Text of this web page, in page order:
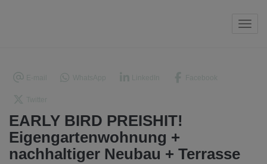
EARLY BIRD PREISHIT!
Eigengartenwohnung +
nachhaltiger Neubau + Terrasse